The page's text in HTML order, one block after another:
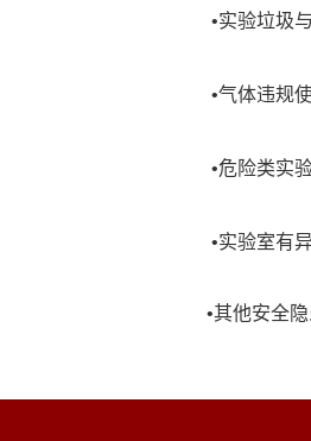
•实验垃圾
•气体违规
•危险类实
•实验室有
•其他安全